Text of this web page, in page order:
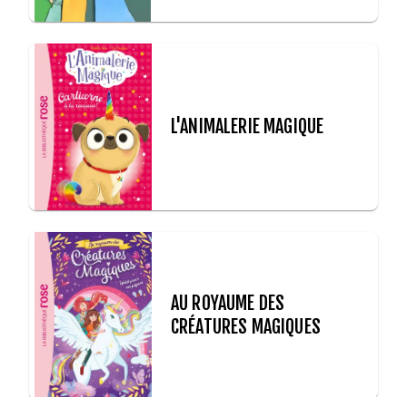
L'ANIMALERIE MAGIQUE
AU ROYAUME DES
CRÉATURES MAGIQUES